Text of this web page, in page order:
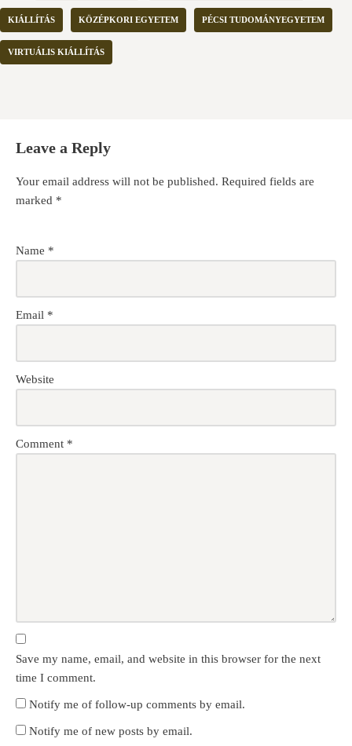
KIÁLLÍTÁS KÖZÉPKORI EGYETEM PÉCSI TUDOMÁNYEGYETEM
VIRTUÁLIS KIÁLLÍTÁS
Leave a Reply
Your email address will not be published. Required fields are
marked *
Name *
Email *
Website
Comment *
Save my name, email, and website in this browser for the next
time I comment.
Notify me of follow-up comments by email.
Notify me of new posts by email.